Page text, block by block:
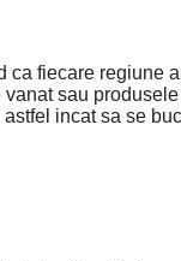
fiecare regiune
sau
incat sa se